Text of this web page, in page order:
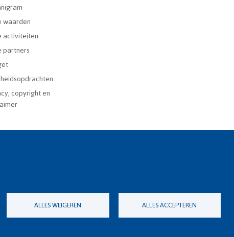
waarden
activiteiten
partners
copyright en
ALLES WEIGEREN ALLES ACCEPTEREN